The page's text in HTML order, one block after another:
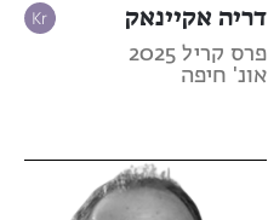
דריה אקיינאק
פרס קריל 2025
אונ' חיפה